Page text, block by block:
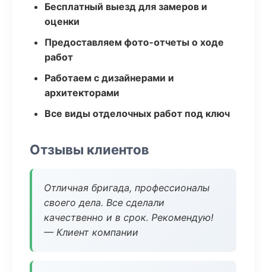
Бесплатный выезд для замеров и
оценки
Предоставляем фото-отчеты о ходе
работ
Работаем с дизайнерами и
архитекторами
Все виды отделочных работ под ключ
Отзывы клиентов
Отличная бригада, профессионалы
своего дела. Все сделали
качественно и в срок. Рекомендую!
— Клиент компании